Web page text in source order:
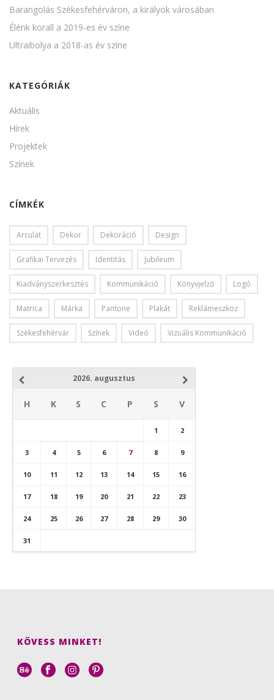
Barangolás Székesfehérváron, a királyok városában
Élénk korall a 2019-es év színe
Ultraibolya a 2018-as év színe
KATEGÓRIÁK
Aktuális
Hírek
Projektek
Színek
CÍMKÉK
Arculat Dekor Dekoráció Design
Grafikai Tervezés Identitás Jubileum
Kiadványszerkesztés Kommunikáció Könyvjelző Logó
Matrica Márka Pantone Plakát Reklámeszköz
Székesfehérvár Színek Videó Vizuális Kommunikáció
2026. augusztus
H K S C P S V
1 2
3 4 5 6 7 8 9
10 11 12 13 14 15 16
17 18 19 20 21 22 23
24 25 26 27 28 29 30
31
KÖVESS MINKET!